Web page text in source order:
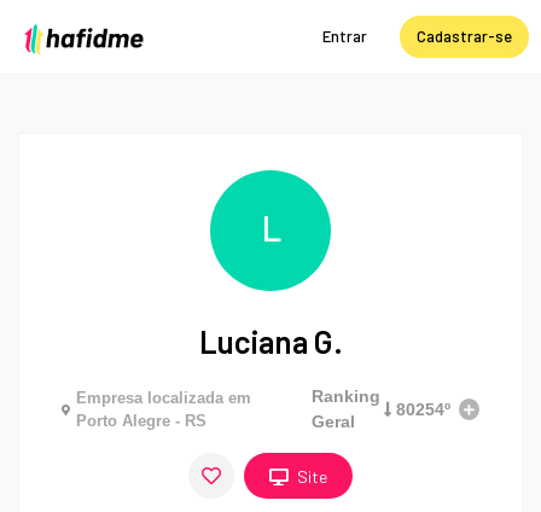
Entrar Cadastrar-se
L
Luciana G.
Empresa localizada em
Porto Alegre - RS
Ranking
Geral
80254º
Site